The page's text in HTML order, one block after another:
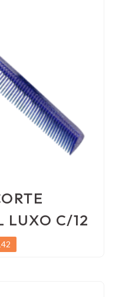
LUXO C/12